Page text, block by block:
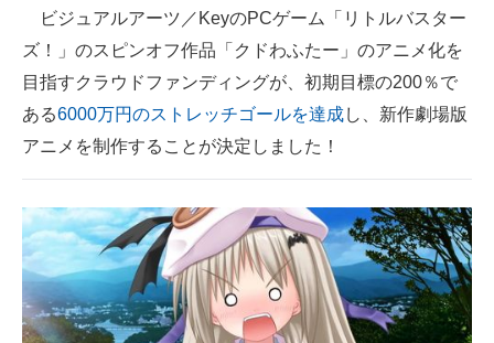
ITの今と未来を見通す
スマホと通信の最新トレンド
進化するPCとデバイスの未来
ビジネスと働き方のヒント
AI活用のいまが分かる
企業ITのトレンドを詳説
ビジュアルアーツ／KeyのPCゲーム「リトルバスター
ズ！」のスピンオフ作品「クドわふたー」のアニメ化を
目指すクラウドファンディングが、初期目標の200％で
ある6000万円のストレッチゴールを達成し、新作劇場版
アニメを制作することが決定しました！